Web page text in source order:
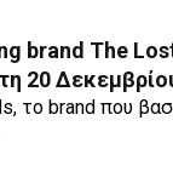
brand The
20
το brand που